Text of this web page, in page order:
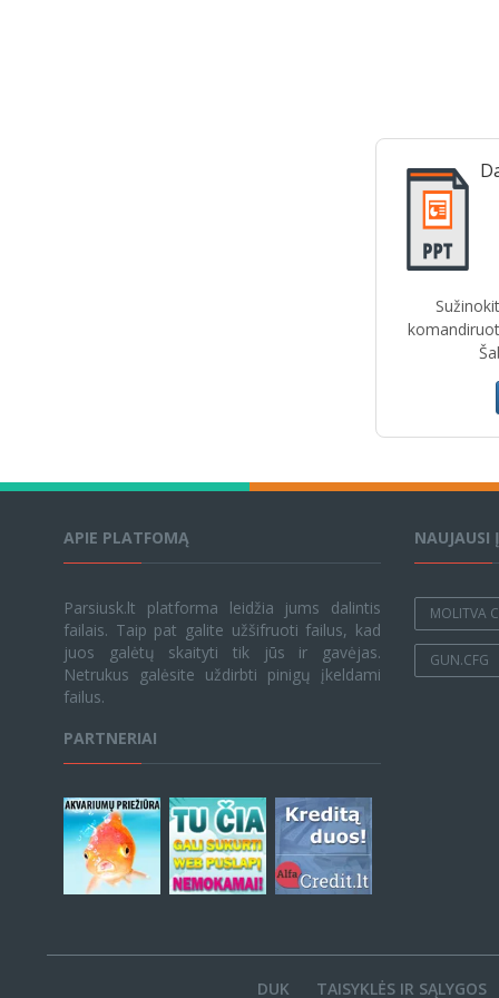
APIE PLATFOMĄ
Parsiusk.lt platforma leidžia jums dalintis
failais. Taip pat galite užšifruoti failus, kad
juos galėtų skaityti tik jūs ir gavėjas.
Netrukus galėsite uždirbti pinigų įkeldami
failus.
PARTNERIAI
NAUJAUSI
MOLITVA
GUN.CFG
DUK TAISYKLĖS IR SĄLYGOS